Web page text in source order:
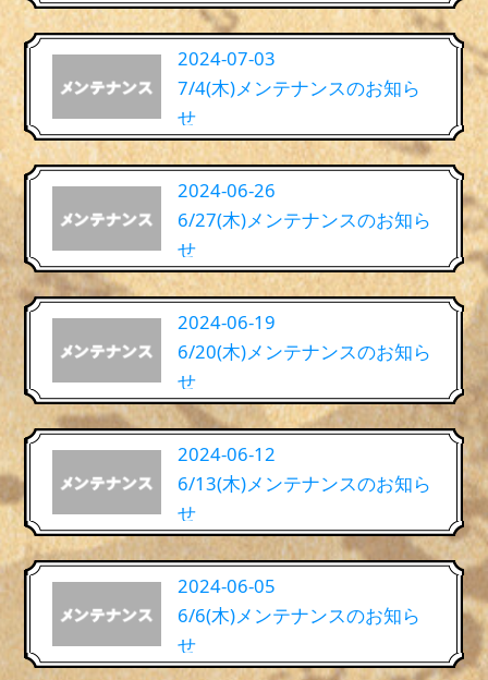
2024-07-03
7/4(木)メンテナンスのお知ら
せ
2024-06-26
6/27(木)メンテナンスのお知ら
せ
2024-06-19
6/20(木)メンテナンスのお知ら
せ
2024-06-12
6/13(木)メンテナンスのお知ら
せ
2024-06-05
6/6(木)メンテナンスのお知ら
せ